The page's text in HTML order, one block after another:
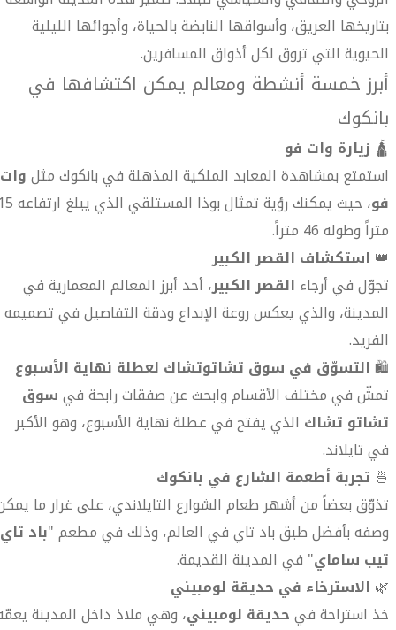
بتاريخها العريق، وأسواقها النابضة بالحياة، وأجوائها الليلية
الحيوية التي تروق لكل أذواق المسافرين.
أبرز خمسة أنشطة ومعالم يمكن اكتشافها في
بانكوك
🛕 زيارة وات فو
استمتع بمشاهدة المعابد الملكية المذهلة في بانكوك مثلوات
فو
، حيث يمكنك رؤية تمثال بوذا
متراً وطوله 46 متراً.
👑 استكشاف القصر الكبير
تجوّل في أرجاء القصر الكبير، أحد أبرز المعالم المعمارية في
المدينة، والذي يعكس روعة الإبداع ودقة التفاصيل في تصميمه
الفريد.
🛍️التسوّق في سوق تشاتوتشاك لعطلة نهاية الأسبوع
تمشّ في مختلف الأقسام وابحث عن صفقات رابحة فيسوق
تشاتو تشاك الذي يفتح في عطلة نهاية الأسبوع، وهو الأكبر
في تايلاند.
🍜 تجربة أطعمة الشارع في بانكوك
تذوّق بعضاً من أشهر طعام الشوارع التايلاندي، على غرار ما
وصفه بأفضل طبق باد تاي في العالم، وذلك في مطعم "باد تاي
تيب ساماي" في المدينة القديمة.
🌿 الاسترخاء في حديقة لومبيني
خذ استراحة فيحديقة لومبيني، وهي ملاذ داخل المدينة